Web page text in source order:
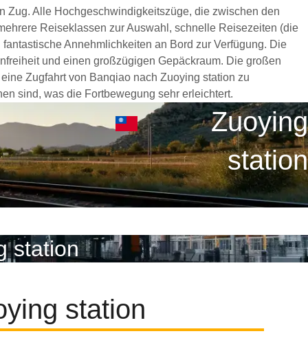
Zug. Alle Hochgeschwindigkeitszüge, die zwischen den
Reiseklassen zur Auswahl, schnelle Reisezeiten (die
Annehmlichkeiten an Bord zur Verfügung. Die
und einen großzügigen Gepäckraum. Die großen
Zugfahrt von Banqiao nach Zuoying station zu
sind, was die Fortbewegung sehr erleichtert.
Zuoying
station
station
station